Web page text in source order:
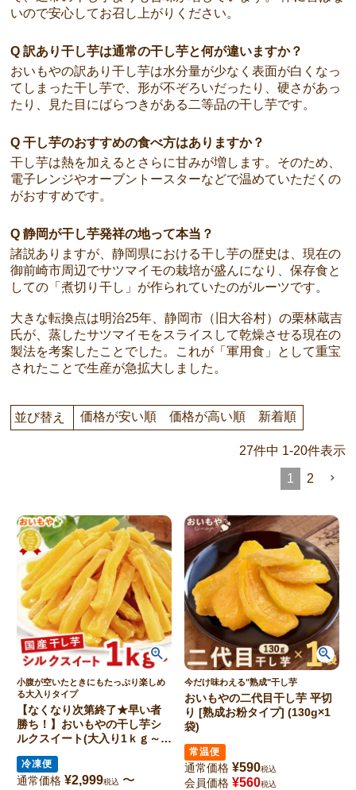
いので安心してお召し上がりください。
Q 訳あり干し芋は通常の干し芋と何が違いますか？
おいもやの訳あり干し芋は水分量が少なく表面が白くなっ
てしまった干し芋で、形が不ぞろいだったり、硬さがあっ
たり、見た目にばらつきがある二等品の干し芋です。
Q 干し芋のおすすめの食べ方はありますか？
干し芋は熱を加えるとさらに甘みが増します。そのため、
電子レンジやオーブントースターなどで温めていただくの
がおすすめです。
Q 静岡が干し芋発祥の地って本当？
諸説ありますが、静岡県における干し芋の歴史は、現在の
御前崎市周辺でサツマイモの栽培が盛んになり、保存食と
しての「煮切り干し」が作られていたのがルーツです。
大きな転換点は明治25年、静岡市（旧大谷村）の栗林蔵吉
氏が、蒸したサツマイモをスライスして乾燥させる現在の
製法を考案したことでした。これが「軍用食」として重宝
されたことで生産が急拡大しました。
並び替え 価格が安い順 価格が高い順 新着順
27件中 1-20件表示
1 2
小腹が空いたときにもたっぷり楽しめ
る大入りタイプ
【なくなり次第終了★早い者
勝ち！】おいもやの干し芋シ
ルクスイート(大入り1ｋｇ～・
冷凍便
通常価格 ¥2,999税込 〜
今だけ味わえる"熟成"干し芋
おいもやの二代目干し芋 平切
り [熟成お粉タイプ] (130g×1
袋)
常温便
通常価格 ¥590税込
会員価格 ¥560税込